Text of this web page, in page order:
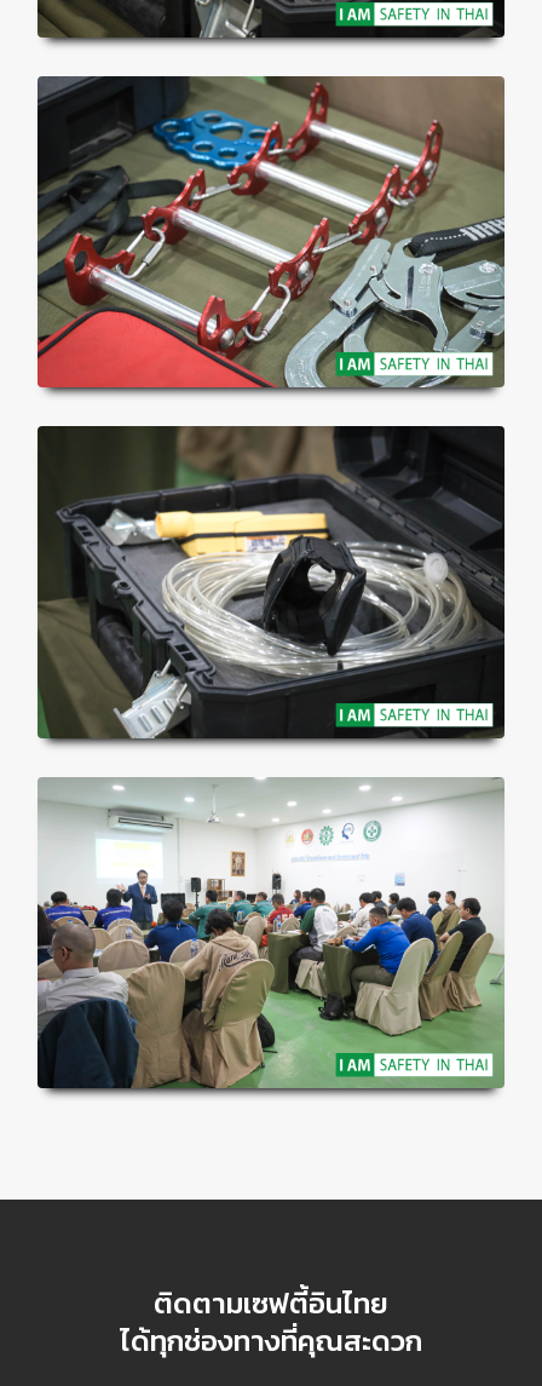
ติดตามเซฟตี้อินไทย
ได้ทุกช่องทางที่คุณสะดวก